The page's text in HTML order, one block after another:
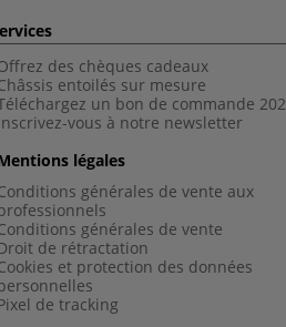
des chèques cadeaux
entoilés sur mesure
un bon de commande 202
vous à notre newsletter
légales
générales de vente aux
générales de vente
de rétractation
et protection des données
de tracking